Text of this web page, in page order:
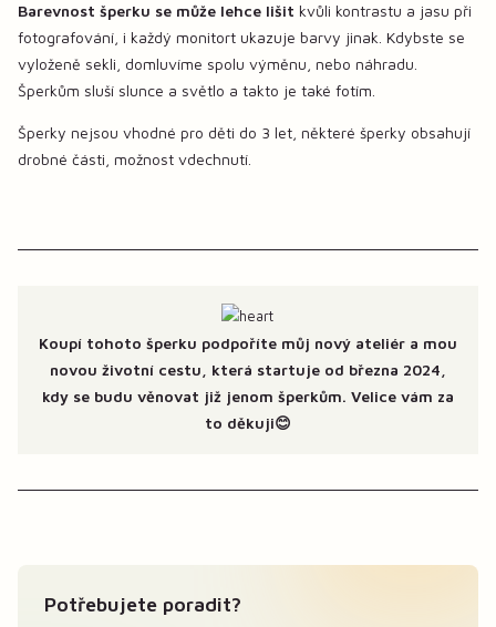
Barevnost šperku se může lehce lišit kvůli kontrastu a jasu při
fotografování, i každý monitort ukazuje barvy jinak. Kdybste se
vyloženě sekli, domluvíme spolu výměnu, nebo náhradu.
Šperkům sluší slunce a světlo a takto je také fotím.
Šperky nejsou vhodné pro děti do 3 let, některé šperky obsahují
drobné části, možnost vdechnutí.
Koupí tohoto šperku podpoříte můj nový ateliér a mou
novou životní cestu, která startuje od března 2024,
kdy se budu věnovat již jenom šperkům. Velice vám za
to děkuji😊
Potřebujete poradit?